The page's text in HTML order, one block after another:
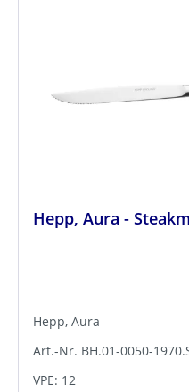
Hepp, Aura -
Hepp, Aura
Art.-Nr. BH.01-0050-
VPE: 12